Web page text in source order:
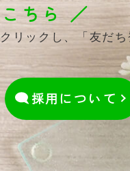
ちら ／
リックし、「友だ
採用について